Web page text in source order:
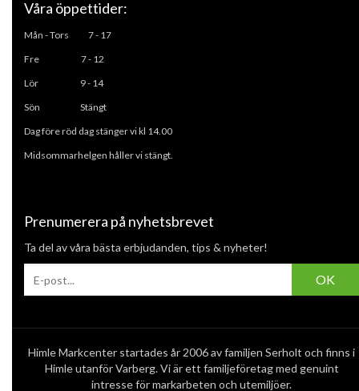
Våra öppettider:
Mån - Tors
7 - 17
Fre 7 - 12
Lör 9 - 14
Sön Stängt
Dag före röd dag stänger vi kl 14.00
Midsommarhelgen håller vi stängt.
Prenumerera på nyhetsbrevet
Ta del av våra bästa erbjudanden, tips & nyheter!
OK
Himle Markcenter startades år 2006 av familjen Serholt och finns i
Himle utanför Varberg. Vi är ett familjeföretag med genuint
intresse för markarbeten och utemiljöer.